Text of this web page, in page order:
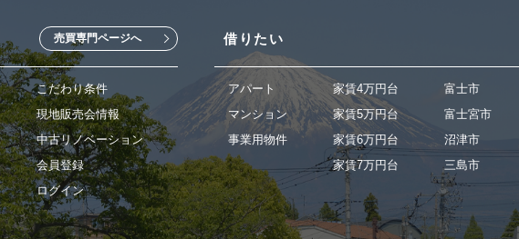
売買専門ページへ
こだわり条件
現地販売会情報
中古リノベーション
会員登録
ログイン
借りたい
アパート
マンション
事業用物件
家賃4万円台
家賃5万円台
家賃6万円台
家賃7万円台
富士市
富士宮市
沼津市
三島市